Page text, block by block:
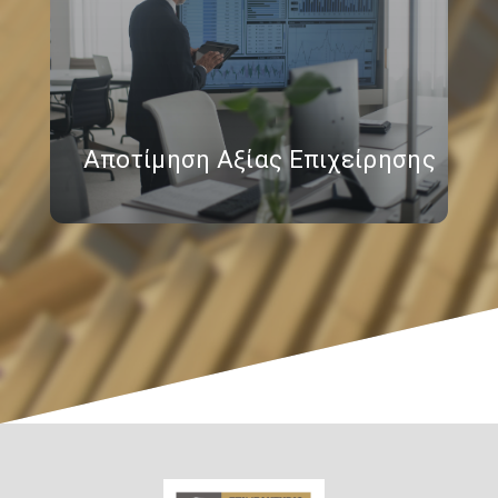
Αποτίμηση Αξίας Επιχείρησης